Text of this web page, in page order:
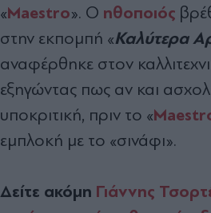
«Maestro». Ο ηθοποιός
στην εκπομπή «Καλύτερα
αναφέρθηκε στον
εξηγώντας πως αν και
υποκριτική, πριν το «
εμπλοκή με το «σινάφι».
Δείτε ακόμη Γιάννης